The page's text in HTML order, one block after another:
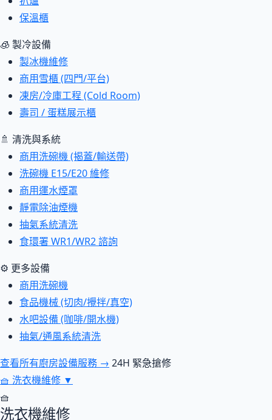
保溫櫃
🧊 製冷設備
製冰機維修
商用雪櫃 (四門/平台)
凍房/冷庫工程 (Cold Room)
壽司 / 蛋糕展示櫃
🚿 清洗與系統
商用洗碗機 (揭蓋/輸送帶)
洗碗機 E15/E20 維修
商用運水煙罩
靜電除油煙機
抽氣系統清洗
食環署 WR1/WR2 諮詢
⚙ 更多設備
商用洗碗機
食品機械 (切肉/攪拌/真空)
水吧設備 (咖啡/開水機)
抽氣/通風系統清洗
查看所有廚房設備服務 → 24H 緊急搶修
🧺 洗衣機維修 ▼
🧺
洗衣機維修